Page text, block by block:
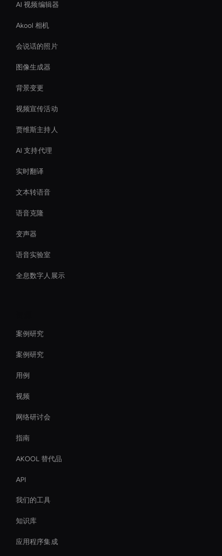
AI 视频编辑器
Akool 相机
会说话的照片
图像生成器
背景变更
视频宣传活动
贾维斯主持人
AI 支持代理
实时翻译
文本转语音
语音克隆
变声器
语音实验室
全息数字人展示
案例研究
案例研究
用例
视频
网络研讨会
指南
AKOOL 替代品
API
我们的工具
知识库
应用程序集成